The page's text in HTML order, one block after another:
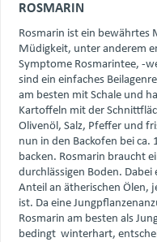
ROSMARIN
Rosmarin ist ein bewährtes
Müdigkeit, unter anderem
Symptome Rosmarintee, -
sind ein einfaches
am besten mit Schale und
Kartoffeln mit der
Olivenöl, Salz, Pfeffer und
nun in den Backofen bei ca.
backen. Rosmarin braucht
durchlässigen Boden.
Anteil an ätherischen Ölen,
ist. Da eine
Rosmarin am besten als
bedingt winterhart,